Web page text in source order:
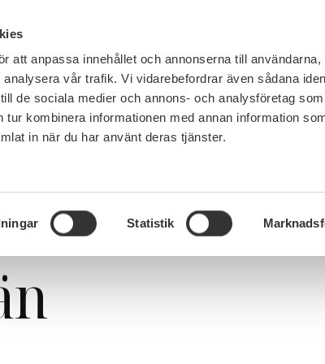
att anpassa innehållet och annonserna till användarna,
vår trafik. Vi vidarebefordrar även sådana
de sociala medier och annons- och analysföretag
kombinera informationen med annan information
in när du har använt deras tjänster.
Statistik
JOBB, LÖN OCH VILLKOR SULF TYCKER
är så